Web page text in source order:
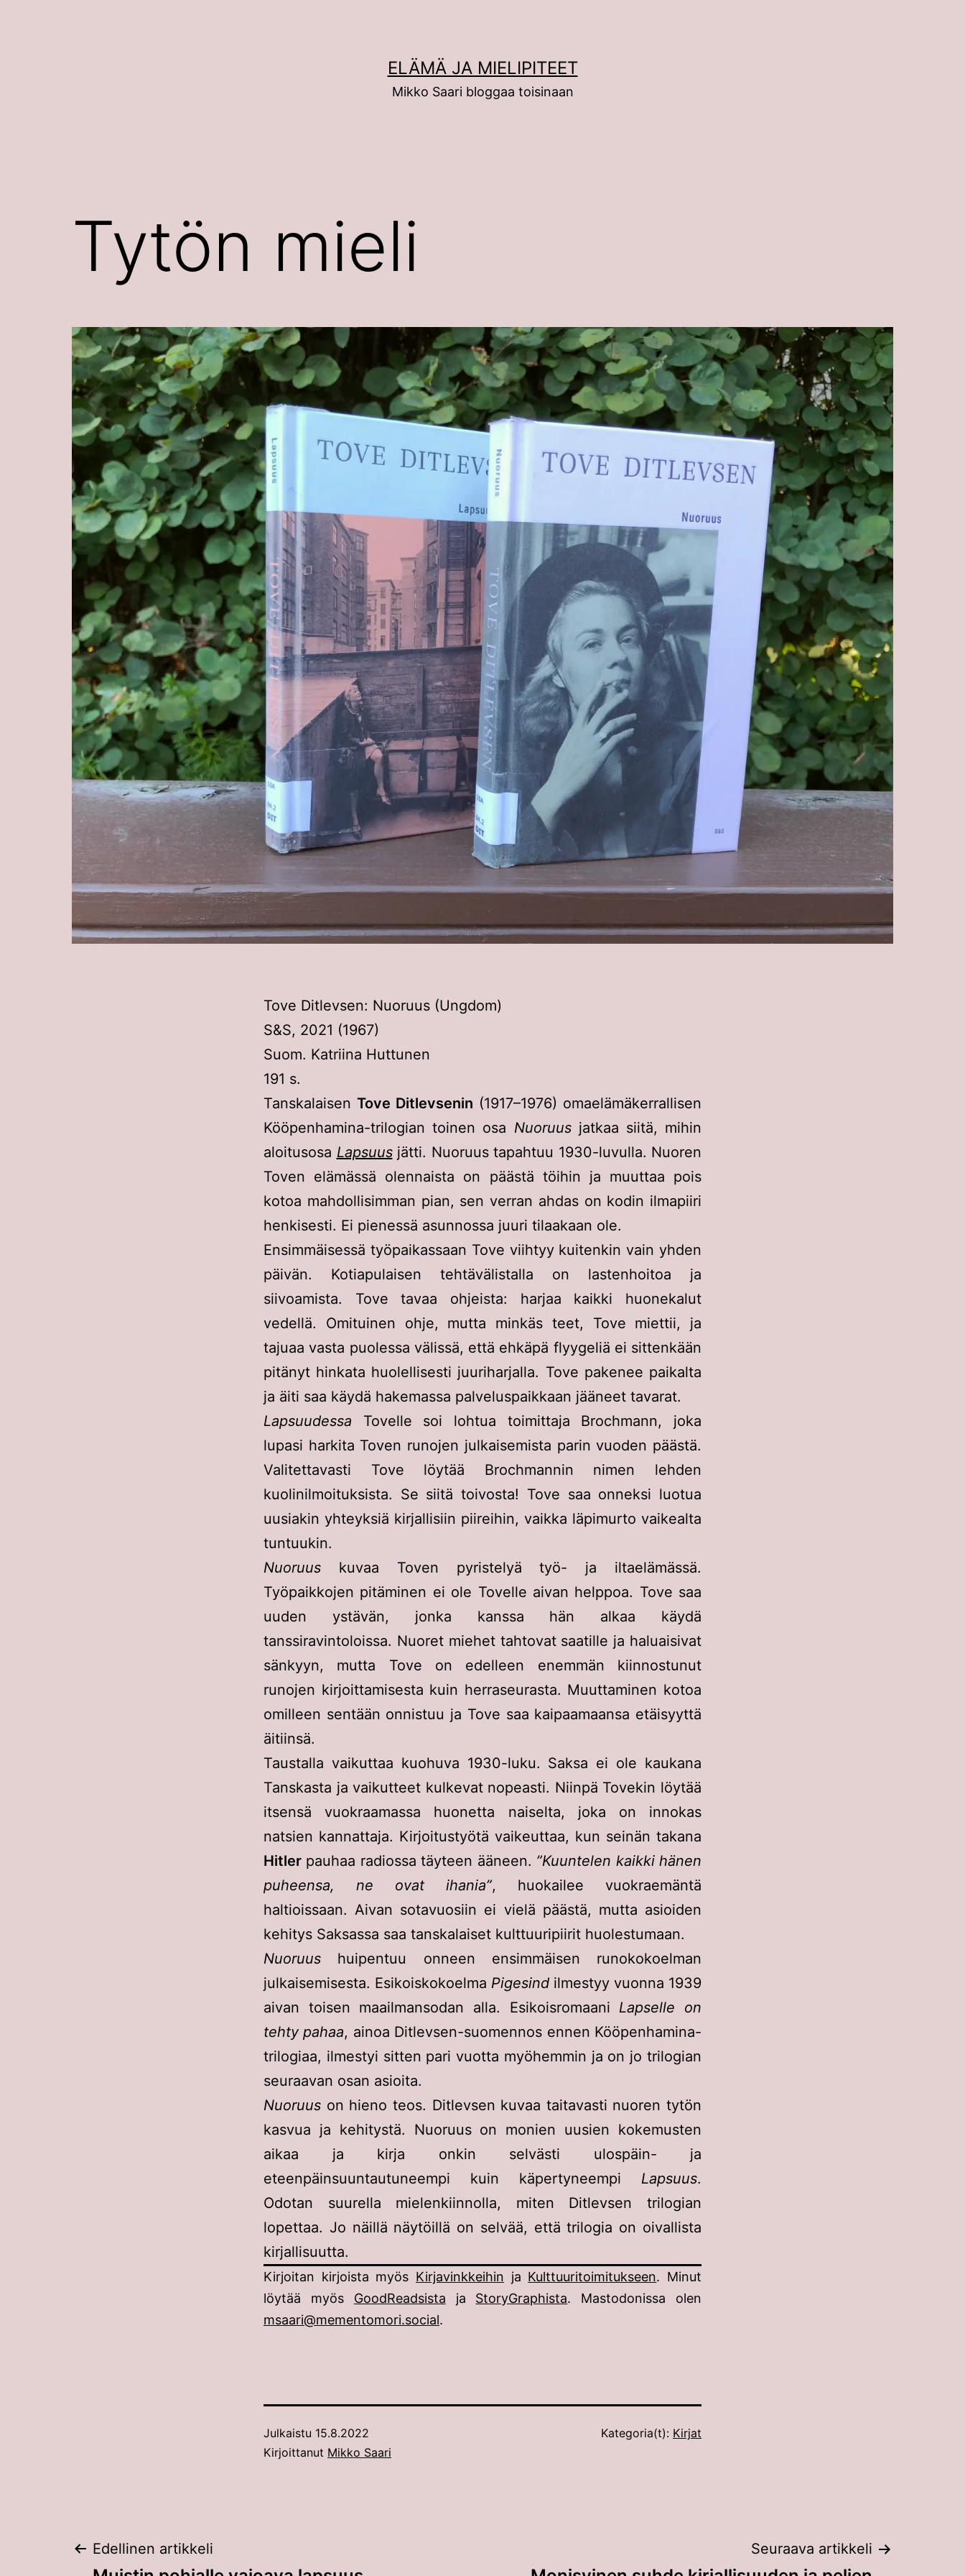
ELÄMÄ JA MIELIPITEET
Mikko Saari bloggaa toisinaan
Tytön mieli
Tove Ditlevsen: Nuoruus (Ungdom)
S&S, 2021 (1967)
Suom. Katriina Huttunen
191 s.
Tanskalaisen Tove Ditlevsenin (1917–1976) omaelämäkerrallisen
Kööpenhamina-trilogian toinen osa Nuoruusjatkaa siitä, mihin
aloitusosa Lapsuusjätti. Nuoruus tapahtuu 1930-luvulla. Nuoren
Toven elämässä olennaista on päästä töihin ja muuttaa pois
kotoa mahdollisimman pian, sen verran ahdas on kodin ilmapiiri
henkisesti. Ei pienessä asunnossa juuri tilaakaan ole.
Ensimmäisessä työpaikassaan Tove viihtyy kuitenkin vain yhden
päivän. Kotiapulaisen tehtävälistalla on lastenhoitoa ja
siivoamista. Tove tavaa ohjeista: harjaa kaikki huonekalut
vedellä. Omituinen ohje, mutta minkäs teet, Tove miettii, ja
tajuaa vasta puolessa välissä, että ehkäpä flyygeliä ei sittenkään
pitänyt hinkata huolellisesti juuriharjalla. Tove pakenee paikalta
ja äiti saa käydä hakemassa palveluspaikkaan jääneet tavarat.
Lapsuudessa Tovelle soi lohtua toimittaja Brochmann, joka
lupasi harkita Toven runojen julkaisemista parin vuoden päästä.
Valitettavasti Tove löytää Brochmannin nimen lehden
kuolinilmoituksista. Se siitä toivosta! Tove saa onneksi luotua
uusiakin yhteyksiä kirjallisiin piireihin, vaikka läpimurto vaikealta
tuntuukin.
Nuoruus kuvaa Toven pyristelyä työ- ja iltaelämässä.
Työpaikkojen pitäminen ei ole Tovelle aivan helppoa. Tove saa
uuden ystävän, jonka kanssa hän alkaa käydä
tanssiravintoloissa. Nuoret miehet tahtovat saatille ja haluaisivat
sänkyyn, mutta Tove on edelleen enemmän kiinnostunut
runojen kirjoittamisesta kuin herraseurasta. Muuttaminen kotoa
omilleen sentään onnistuu ja Tove saa kaipaamaansa etäisyyttä
äitiinsä.
Taustalla vaikuttaa kuohuva 1930-luku. Saksa ei ole kaukana
Tanskasta ja vaikutteet kulkevat nopeasti. Niinpä Tovekin löytää
itsensä vuokraamassa huonetta naiselta, joka on innokas
natsien kannattaja. Kirjoitustyötä vaikeuttaa, kun seinän takana
Hitler pauhaa radiossa täyteen ääneen. ”Kuuntelen kaikki hänen
puheensa, ne ovat ihania”, huokailee vuokraemäntä
haltioissaan. Aivan sotavuosiin ei vielä päästä, mutta asioiden
kehitys Saksassa saa tanskalaiset kulttuuripiirit huolestumaan.
Nuoruus huipentuu onneen ensimmäisen runokokoelman
julkaisemisesta. Esikoiskokoelma Pigesind ilmestyy vuonna 1939
aivan toisen maailmansodan alla. Esikoisromaani Lapselle on
tehty pahaa, ainoa Ditlevsen-suomennos ennen Kööpenhamina-
trilogiaa, ilmestyi sitten pari vuotta myöhemmin ja on jo trilogian
seuraavan osan asioita.
Nuoruus on hieno teos. Ditlevsen kuvaa taitavasti nuoren tytön
kasvua ja kehitystä. Nuoruus on monien uusien kokemusten
aikaa ja kirja onkin selvästi ulospäin- ja
eteenpäinsuuntautuneempi kuin käpertyneempi Lapsuus.
Odotan suurella mielenkiinnolla, miten Ditlevsen trilogian
lopettaa. Jo näillä näytöillä on selvää, että trilogia on oivallista
kirjallisuutta.
Kirjoitan kirjoista myös Kirjavinkkeihin ja Kulttuuritoimitukseen. Minut
löytää myös GoodReadsista ja StoryGraphista. Mastodonissa olen
msaari@mementomori.social.
Julkaistu 15.8.2022
Kirjoittanut Mikko Saari
Kategoria(t): Kirjat
Artikkelien
Edellinen artikkeli Seuraava artikkeli